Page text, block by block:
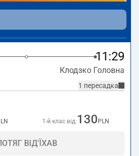
не курсують інші потяги
на
за адресою
Dworcowa, 57-300
11:29
Клодзко Головна
1 пересадка
1-й клас від: 130 PLN
ВІД'ЇХАВ